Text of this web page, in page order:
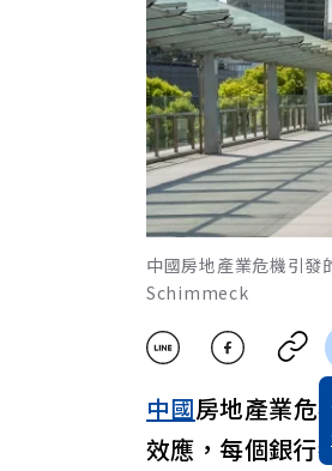
中國房地產業危機引
Schimmeck
中國房地產業危
效應，每個銀行